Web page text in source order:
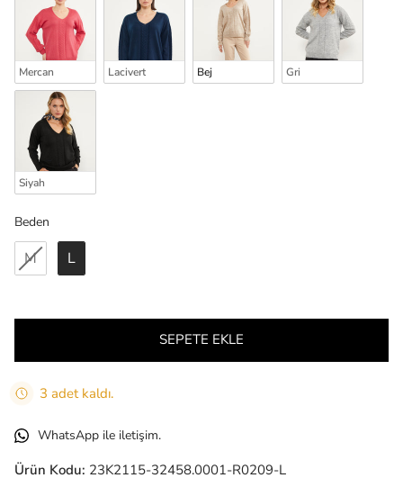
Mercan Lacivert Bej Gri
Siyah
Beden
Beden
M L
SEPETE EKLE
3 adet kaldı.
WhatsApp ile iletişim.
Ürün Kodu: 23K2115-32458.0001-R0209-L